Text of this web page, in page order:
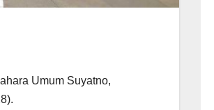
Umum Suyatno,